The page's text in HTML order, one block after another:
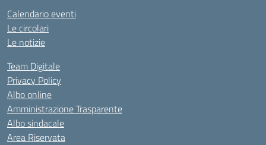
Calendario eventi
Le circolari
Le notizie
Team Digitale
Privacy Policy
Albo online
Amministrazione Trasparente
Albo sindacale
Area Riservata